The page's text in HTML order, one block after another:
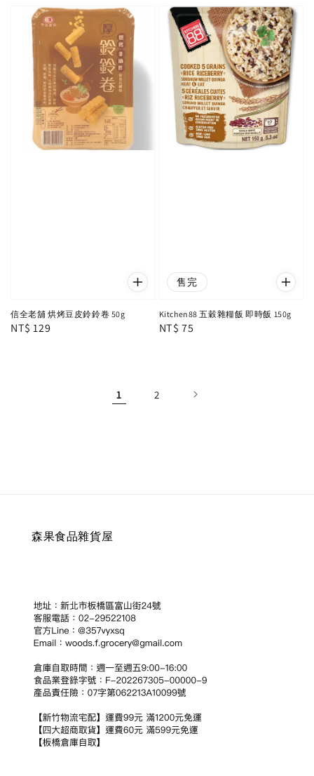
信全老舖 烘烤豆皮鈴鈴卷 50g
Regular
NT$ 129
售完
Kitchen88 五穀雜糧飯 即時飯 150g
Regular
NT$ 75
1 2
森果食品雜貨屋